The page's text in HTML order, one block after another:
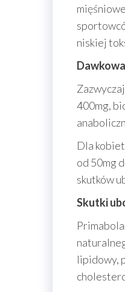
niskiej
400mg,
Dla
od 50mg
skutków
Skutki
lipidowy,